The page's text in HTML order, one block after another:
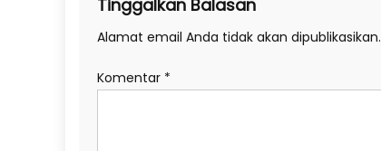
Tinggalkan Balasan
Alamat email Anda tidak akan dipublikasikan.
Komentar *